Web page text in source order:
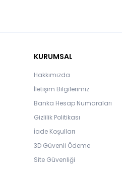
KURUMSAL
Hakkımızda
İletişim Bilgilerimiz
Banka Hesap Numaraları
Gizlilik Politikası
İade Koşulları
3D Güvenli Ödeme
Site Güvenliği